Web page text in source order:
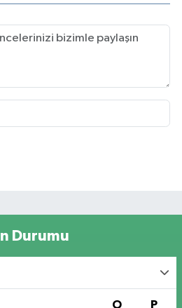
Durumu
O P